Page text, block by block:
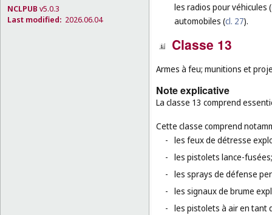
NCLPUB v5.0.3
Last modified: 2026.06.04
les radios pour véhicules (
automobiles (cl. 27).
Classe 13
Armes à feu; munitions et
Note explicative
La classe 13 comprend
Cette classe comprend
- les feux de détresse
- les pistolets lance-fusées;
- les sprays de défense
- les signaux de brume
- les pistolets à air en tant